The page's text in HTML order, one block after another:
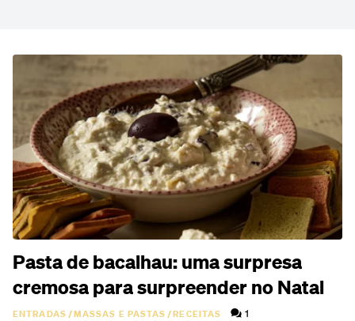
Pasta de bacalhau: uma surpresa
cremosa para surpreender no Natal
ENTRADAS/MASSAS E PASTAS/RECEITAS 1